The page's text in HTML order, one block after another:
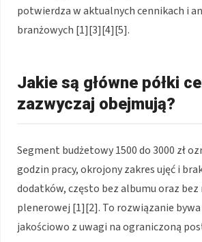
potwierdza w aktualnych cennikach i
branżowych [1][3][4][5].
Jakie są główne półki
zazwyczaj obejmują?
Segment budżetowy 1500 do 3000 zł
godzin pracy, okrojony zakres ujęć i
dodatków, często bez albumu oraz
plenerowej [1][2]. To rozwiązanie
jakościowo z uwagi na ograniczoną